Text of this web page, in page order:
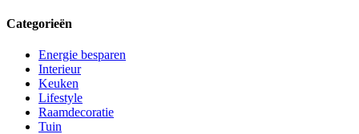
Categorieën
Energie besparen
Interieur
Keuken
Lifestyle
Raamdecoratie
Tuin